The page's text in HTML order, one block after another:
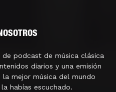
podcast de música clásica
diarios y una emisión
mejor música del mundo
habías escuchado.